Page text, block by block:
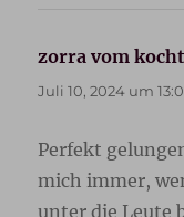
zorra vom
Juli 10, 2024 um
Perfekt
mich immer,
unter die Leute